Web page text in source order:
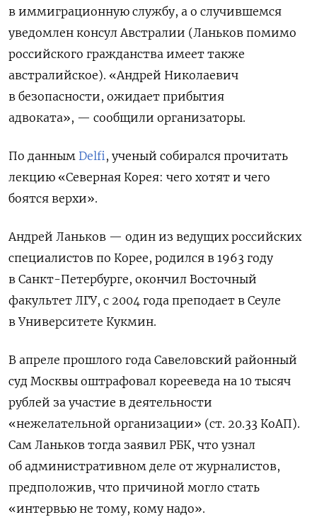
в иммиграционную службу, а о случившемся
уведомлен консул Австралии (Ланьков помимо
российского гражданства имеет также
австралийское). «Андрей Николаевич
в безопасности, ожидает прибытия
адвоката», — сообщили организаторы.
По данным Delfi, ученый собирался прочитать
лекцию «Северная Корея: чего хотят и чего
боятся верхи».
Андрей Ланьков — один из ведущих российских
специалистов по Корее, родился в 1963 году
в Санкт-Петербурге, окончил Восточный
факультет ЛГУ, с 2004 года преподает в Сеуле
в Университете Кукмин.
В апреле прошлого года Савеловский районный
суд Москвы оштрафовал корееведа на 10 тысяч
рублей за участие в деятельности
«нежелательной организации» (ст. 20.33 КоАП).
Сам Ланьков тогда заявил РБК, что узнал
об административном деле от журналистов,
предположив, что причиной могло стать
«интервью не тому, кому надо».